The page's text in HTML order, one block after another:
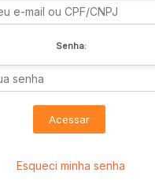
Senha:
Acessar
Esqueci minha senha